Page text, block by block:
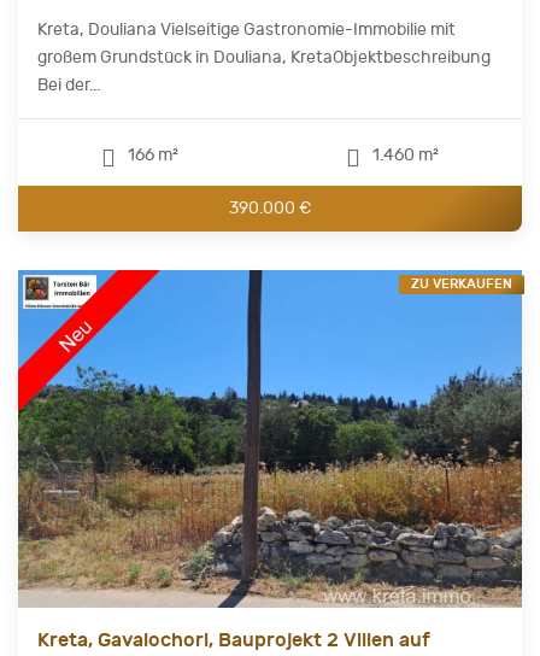
Kreta, Douliana Vielseitige Gastronomie-Immobilie mit
großem Grundstück in Douliana, KretaObjektbeschreibung
Bei der...
166 m² 1.460 m²
390.000 €
Kreta, Gavalochori, Bauprojekt 2 Villen auf
ZU VERKAUFEN